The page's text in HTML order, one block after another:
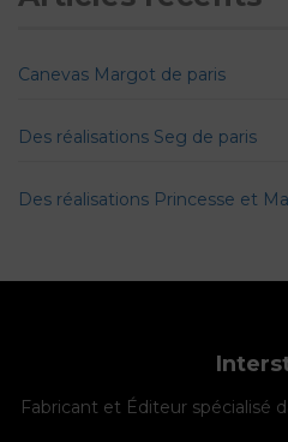
Canevas Margot de paris
Des réalisations Seg de paris
Des réalisations Princesse et
Fabricant et Éditeur spécialisé